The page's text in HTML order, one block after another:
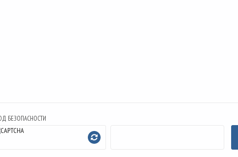
БЕЗОПАСНОСТИ